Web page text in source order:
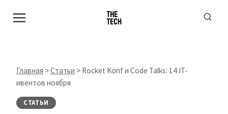
Главная >Статьи > Rocket Konf и Code Talks: 14 IT-
ивентов ноября
СТАТЬИ